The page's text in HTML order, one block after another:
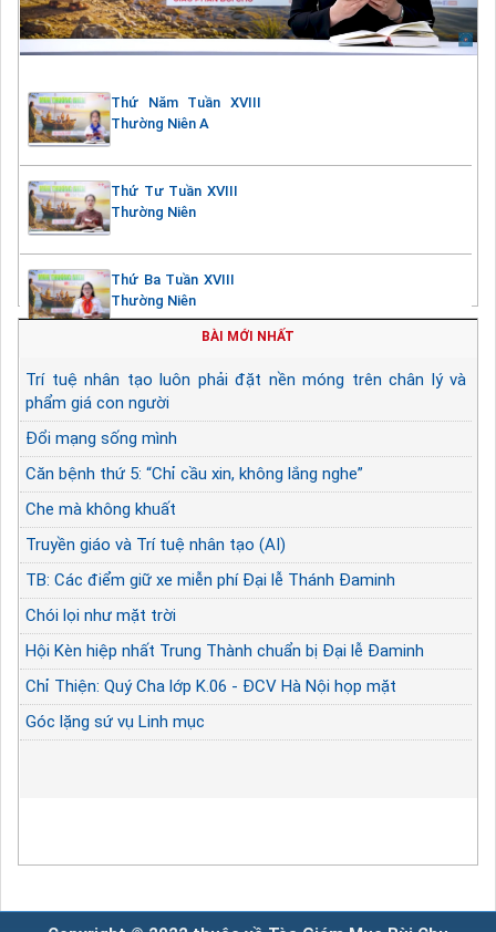
Thứ Năm Tuần XVIII
Thường Niên A
Thứ Tư Tuần XVIII
Thường Niên
Thứ Ba Tuần XVIII
Thường Niên
BÀI MỚI NHẤT
Trí tuệ nhân tạo luôn phải đặt nền móng trên chân lý và
phẩm giá con người
Đổi mạng sống mình
Căn bệnh thứ 5: “Chỉ cầu xin, không lắng nghe”
Che mà không khuất
Truyền giáo và Trí tuệ nhân tạo (AI)
TB: Các điểm giữ xe miễn phí Đại lễ Thánh Đaminh
Chói lọi như mặt trời
Hội Kèn hiệp nhất Trung Thành chuẩn bị Đại lễ Đaminh
Chỉ Thiện: Quý Cha lớp K.06 - ĐCV Hà Nội họp mặt
Góc lặng sứ vụ Linh mục